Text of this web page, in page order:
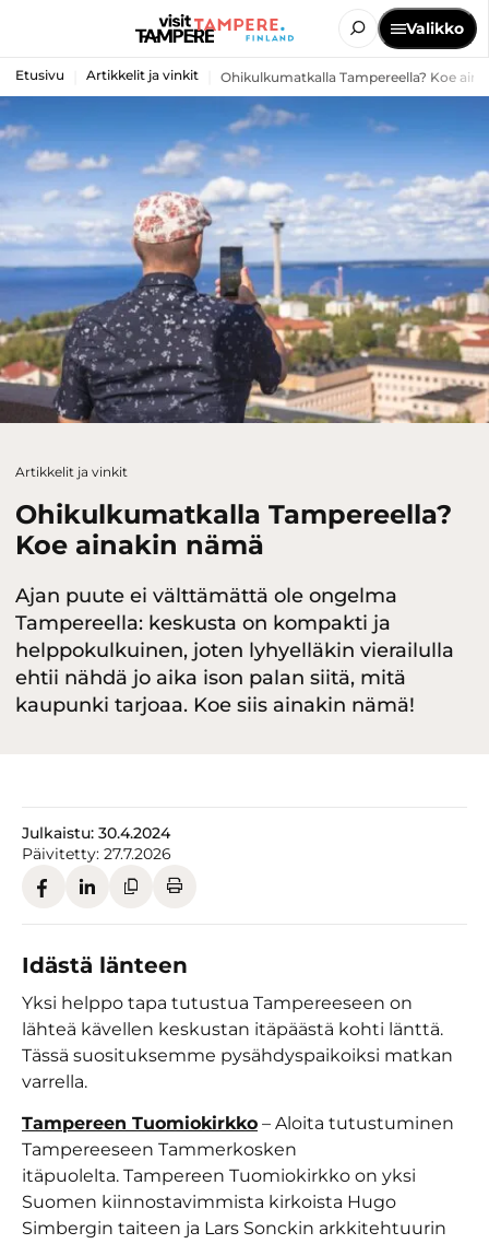
Valikko
Etusivu Artikkelit ja vinkit Ohikulkumatkalla Tampereella? Koe
Artikkelit ja vinkit
Ohikulkumatkalla Tampereella?
Koe ainakin nämä
Ajan puute ei välttämättä ole ongelma
Tampereella: keskusta on kompakti ja
helppokulkuinen, joten lyhyelläkin vierailulla
ehtii nähdä jo aika ison palan siitä, mitä
kaupunki tarjoaa. Koe siis ainakin nämä!
Julkaistu: 30.4.2024
Päivitetty: 27.7.2026
Idästä länteen
Yksi helppo tapa tutustua Tampereeseen on
lähteä kävellen keskustan itäpäästä kohti länttä.
Tässä suosituksemme pysähdyspaikoiksi matkan
varrella.
Tampereen Tuomiokirkko – Aloita tutustuminen
Tampereeseen Tammerkosken
itäpuolelta. Tampereen Tuomiokirkko on yksi
Suomen kiinnostavimmista kirkoista Hugo
Simbergin taiteen ja Lars Sonckin arkkitehtuurin